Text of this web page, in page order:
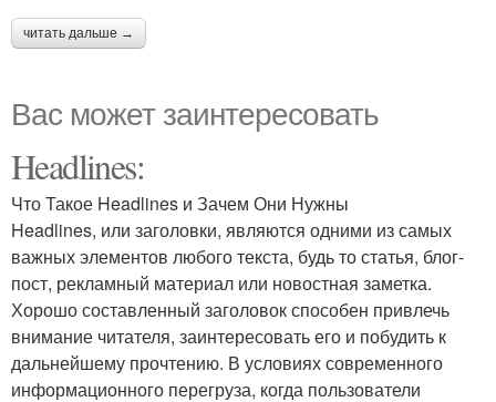
читать дальше →
Вас может заинтересовать
Headlines:
Что Такое Headlines и Зачем Они Нужны
Headlines, или заголовки, являются одними из самых
важных элементов любого текста, будь то статья, блог-
пост, рекламный материал или новостная заметка.
Хорошо составленный заголовок способен привлечь
внимание читателя, заинтересовать его и побудить к
дальнейшему прочтению. В условиях современного
информационного перегруза, когда пользователи